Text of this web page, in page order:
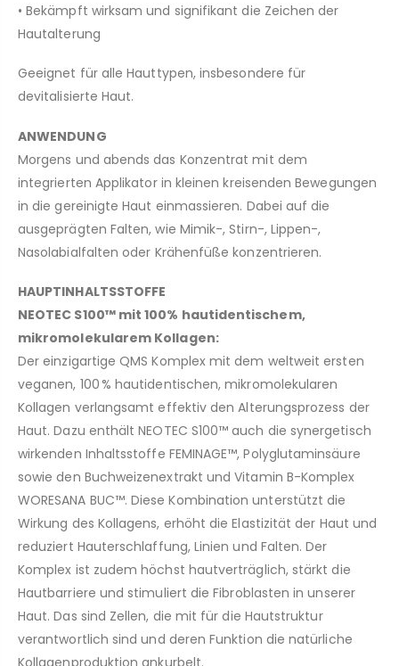
• Bekämpft wirksam und signifikant die Zeichen der
Hautalterung
Geeignet für alle Hauttypen, insbesondere für
devitalisierte Haut.
ANWENDUNG
Morgens und abends das Konzentrat mit dem
integrierten Applikator in kleinen kreisenden Bewegungen
in die gereinigte Haut einmassieren. Dabei auf die
ausgeprägten Falten, wie Mimik-, Stirn-, Lippen-,
Nasolabialfalten oder Krähenfüße konzentrieren.
HAUPTINHALTSSTOFFE
NEOTEC S100™ mit 100% hautidentischem,
mikromolekularem Kollagen:
Der einzigartige QMS Komplex mit dem weltweit ersten
veganen, 100 % hautidentischen, mikromolekularen
Kollagen verlangsamt effektiv den Alterungsprozess der
Haut. Dazu enthält NEOTEC S100™ auch die synergetisch
wirkenden Inhaltsstoffe FEMINAGE™, Polyglutaminsäure
sowie den Buchweizenextrakt und Vitamin B-Komplex
WORESANA BUC™. Diese Kombination unterstützt die
Wirkung des Kollagens, erhöht die Elastizität der Haut und
reduziert Hauterschlaffung, Linien und Falten. Der
Komplex ist zudem höchst hautverträglich, stärkt die
Hautbarriere und stimuliert die Fibroblasten in unserer
Haut. Das sind Zellen, die mit für die Hautstruktur
verantwortlich sind und deren Funktion die natürliche